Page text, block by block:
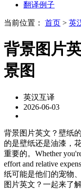
翻译例子
当前位置： 首页 > 英
背景图片
景图
英汉互译
2026-06-03
背景图片英文？壁纸
的是壁纸还是油漆，
重要的。Whether
effort and relative
纸可能是他们的宠物
图片英文？一起来了